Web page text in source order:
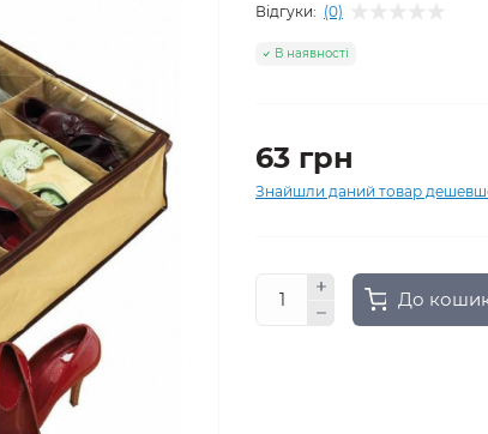
Відгуки: (0)
В наявності
63 грн
Знайшли даний товар
До